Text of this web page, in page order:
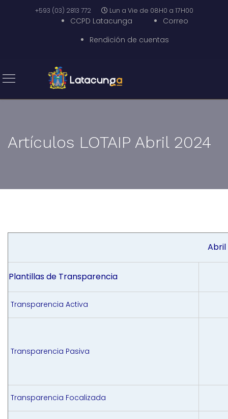
+593 (03) 2813 772 Lun a Vie de 08H0 a 17H00
CCPD Latacunga
Correo
Rendición de cuentas
Artículos LOTAIP Abril 2024
Abril
Plantillas de Transparencia
Transparencia Activa
Transparencia Pasiva
Transparencia Focalizada